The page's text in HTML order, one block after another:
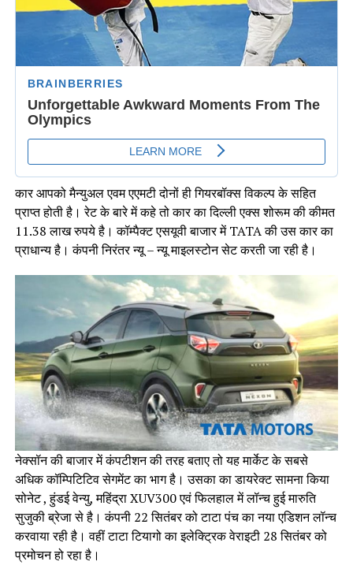
कार आपको मैन्युअल एवम एएमटी दोनों ही गियरबॉक्स विकल्प के सहित
प्राप्त होती है। रेट के बारे में कहे तो कार का दिल्ली एक्स शोरूम की कीमत
11.38 लाख रुपये है। कॉम्पैक्ट एसयूवी बाजार में TATA की उस कार का
प्राधान्य है। कंपनी निरंतर न्यू – न्यू माइलस्टोन सेट करती जा रही है।
नेक्सॉन की बाजार में कंपटीशन की तरह बताए तो यह मार्केट के सबसे
अधिक कॉम्पिटिटिव सेगमेंट का भाग है। उसका का डायरेक्ट सामना किया
सोनेट , हुंडई वेन्यु, महिंद्रा XUV300 एवं फिलहाल में लॉन्च हुई मारुति
सुजुकी ब्रेजा से है। कंपनी 22 सितंबर को टाटा पंच का नया एडिशन लॉन्च
करवाया रही है। वहीं टाटा टियागो का इलेक्ट्रिक वेराइटी 28 सितंबर को
प्रमोचन हो रहा है।